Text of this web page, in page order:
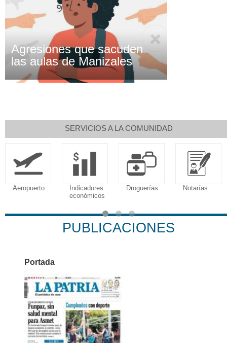
Agresiones que sacuden
las aulas de Manizales
SERVICIOS A LA COMUNIDAD
Indicadores
Droguerías Notarías
Calendario
PUBLICACIONES
Portada